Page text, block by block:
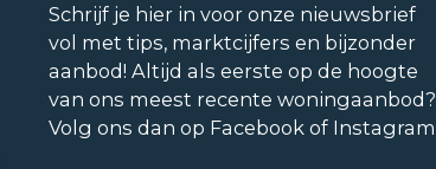
Schrijf je hier in voor onze nieuwsbrief
vol met tips, marktcijfers en bijzonder
aanbod! Altijd als eerste op de hoogte
van ons meest recente woningaanbod?
Volg ons dan op Facebook of Instagram